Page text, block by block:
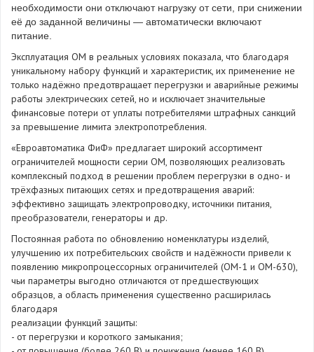
необходимости они отключают нагрузку от сети, при снижении
её до заданной величины — автоматически включают
питание.
Эксплуатация ОМ в реальных условиях показала, что благодаря
уникальному набору функций и характеристик, их применение не
только надёжно предотвращает перегрузки и аварийные режимы
работы электрических сетей, но и исключает значительные
финансовые потери от уплаты потребителями штрафных санкций
за превышение лимита электропотребления.
«Евроавтоматика ФиФ» предлагает широкий ассортимент
ограничителей мощности серии ОМ, позволяющих реализовать
комплексный подход в решении проблем перегрузки в одно- и
трёхфазных питающих сетях и предотвращения аварий:
эффективно защищать электропроводку, источники питания,
преобразователи, генераторы и др.
Постоянная работа по обновлению номенклатуры изделий,
улучшению их потребительских свойств и надёжности привели к
появлению микропроцессорных ограничителей (ОМ-1 и ОМ-630),
чьи параметры выгодно отличаются от предшествующих
образцов, а область применения существенно расширилась
благодаря
реализации функций защиты:
- от перегрузки и короткого замыкания;